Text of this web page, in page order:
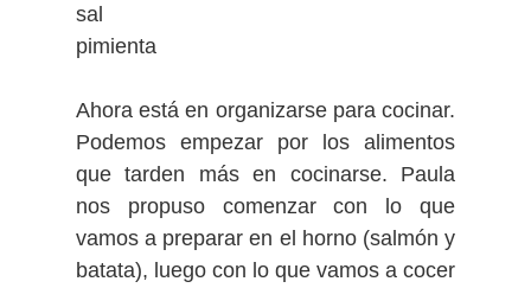
sal
pimienta
Ahora está en organizarse para cocinar.
Podemos empezar por los alimentos
que tarden más en cocinarse. Paula
nos propuso comenzar con lo que
vamos a preparar en el horno (salmón y
batata), luego con lo que vamos a cocer